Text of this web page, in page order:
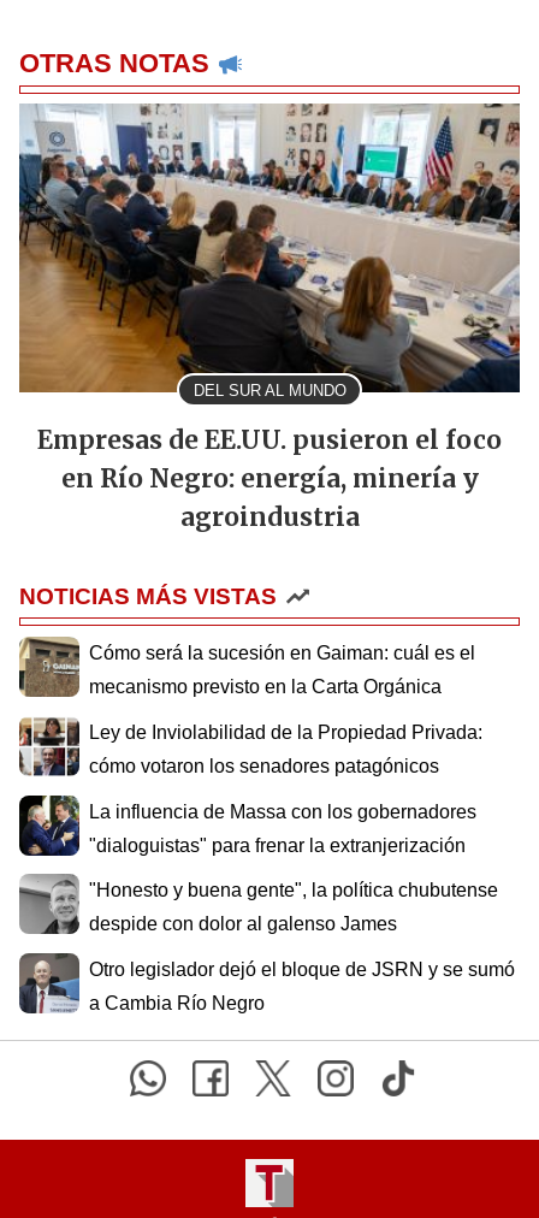
OTRAS NOTAS
DEL SUR AL MUNDO
Empresas de EE.UU. pusieron el foco
en Río Negro: energía, minería y
agroindustria
NOTICIAS MÁS VISTAS
Cómo será la sucesión en Gaiman: cuál es el
mecanismo previsto en la Carta Orgánica
Ley de Inviolabilidad de la Propiedad Privada:
cómo votaron los senadores patagónicos
La influencia de Massa con los gobernadores
"dialoguistas" para frenar la extranjerización
"Honesto y buena gente", la política chubutense
despide con dolor al galenso James
Otro legislador dejó el bloque de JSRN y se sumó
a Cambia Río Negro